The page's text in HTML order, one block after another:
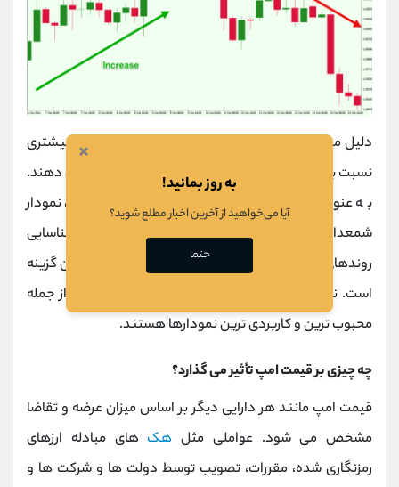
دلیل محبوبیت نمودار شمعدانی این است که اطلاعات بیشتری
نسبت به نمودارهای خطی ساده در اختیار کاربران قرار می دهند.
به عنوان مثال: برای پیش بینی های کوتاه مدت، نمودار
شمعدانی 5 دقیقه ای انتخاب مناسبی می باشد و برای شناسایی
روندهای بلند مدت، یک نمودار شمعدانی هفتگی بهترین گزینه
است. نمودارهای شمعدانی 1 ساعته، 4 ساعته و 1 روزه از جمله
محبوب ترین و کاربردی ترین نمودارها هستند.
چه چیزی بر قیمت امپ تأثیر می گذارد؟
قیمت امپ مانند هر دارایی دیگر بر اساس میزان عرضه و تقاضا
مشخص می شود. عواملی مثل هک های مبادله ارزهای
رمزنگاری شده، مقررات، تصویب توسط دولت ها و شرکت ها و
×
به روز بمانید!
آیا می‌خواهید از آخرین اخبار مطلع شوید؟
حتما